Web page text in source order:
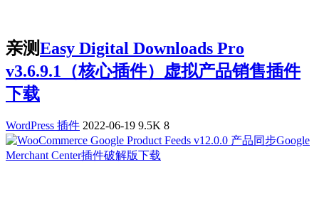
亲测Easy Digital Downloads Pro
v3.6.9.1（核心插件）虚拟产品销售插件
下载
WordPress 插件 2022-06-19 9.5K 8